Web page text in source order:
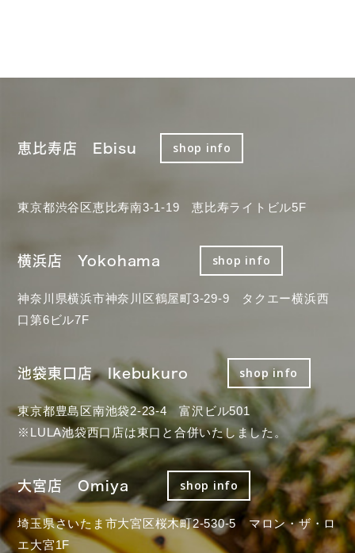
恵比寿店 Ebisu shop info
東京都渋谷区恵比寿南3-1-19 恵比寿ライトビル5F
横浜店 Yokohama shop info
神奈川県横浜市神奈川区鶴屋町3-29-9 タクエー横浜西
口第6ビル7F
池袋東口店 Ikebukuro shop info
東京都豊島区南池袋2-23-4 富沢ビル501
※LULA池袋西口店は東口と合併いたしました。
大宮店 Omiya shop info
埼玉県さいたま市大宮区桜木町2-530-5 マロン・ザ・ロ
エ大宮1F